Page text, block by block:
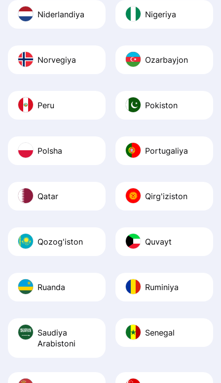
Niderlandiya Nigeriya
Norvegiya Ozarbayjon
Peru Pokiston
Polsha Portugaliya
Qatar Qirg'iziston
Qozog'iston Quvayt
Ruanda Ruminiya
Saudiya
Arabistoni
Senegal